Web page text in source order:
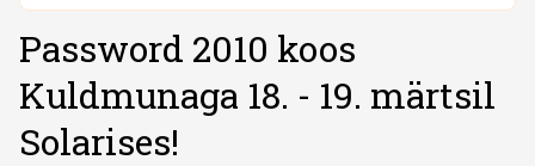
Password 2010 koos
Kuldmunaga 18. - 19. märtsil
Solarises!